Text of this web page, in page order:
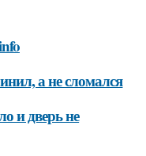
а не сломался
и дверь не